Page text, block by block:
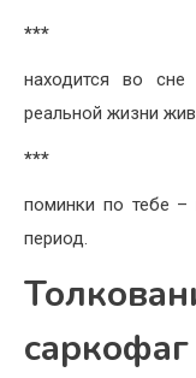
***
находится во
реальной жизни
***
поминки по тебе –
период.